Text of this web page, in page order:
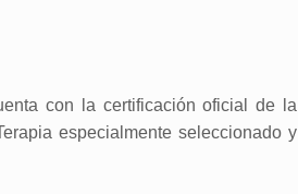
con la certificación oficial de la
especialmente seleccionado y